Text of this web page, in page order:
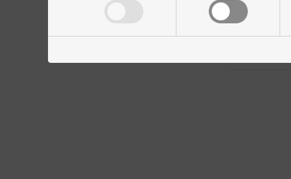
Fart